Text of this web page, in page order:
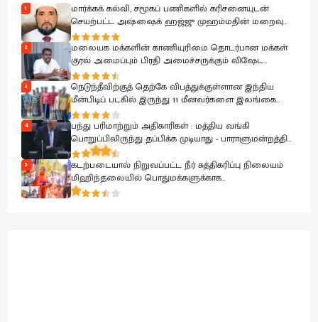
1
மார்க்கக் கல்வி, சமூகப் பணிகளில் கரிசனையுடன்
செயற்பட்ட அஷ்ஷைக் ஹஜ்ஜு முஹம்மதின் மறைவு
பேரிழப்பாகும்; அம்பாறை மாவட்ட ஜம்இய்யத்துல் உலமா
ஆழ்ந்த கவலை.!
2
மலையக மக்களின் காணியுரிமை தொடர்பான மக்கள்
குரல் அமைப்பும் பிரதி அமைச்சருக்கும் விஷேட
கலந்துரையாடல்
3
நெடுந்தீவிற்குத் தெற்கே விபத்துக்குள்ளான இந்திய
மீன்பிடிப் படகில் இருந்து 11 மீனவர்களை இலங்கை
கடற்படை பாதுகாப்பாக மீட்டது
4
பந்து பரிமாற்றும் அதிகாரிகள் : மத்திய வங்கி
பொறுப்பிலிருந்து தப்பிக்க முடியாது - பாராளுமன்றத்தில்
ரவூப் ஹக்கீம் ஆவேசம்
5
கடற்படையால் நிறுவப்பட்ட நீர் சுத்திகரிப்பு நிலையம்
மிஹிந்தலையில் பொதுமக்களுக்காக
கையளிக்கப்பட்டது